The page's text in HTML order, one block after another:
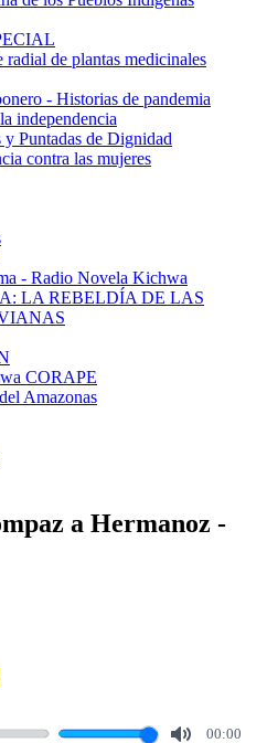
de plantas medicinales
- Historias de pandemia
independencia
Puntadas de Dignidad
contra las mujeres
- Radio Novela Kichwa
LA REBELDÍA DE LAS
CORAPE
Amazonas
a Hermanoz -
00:00